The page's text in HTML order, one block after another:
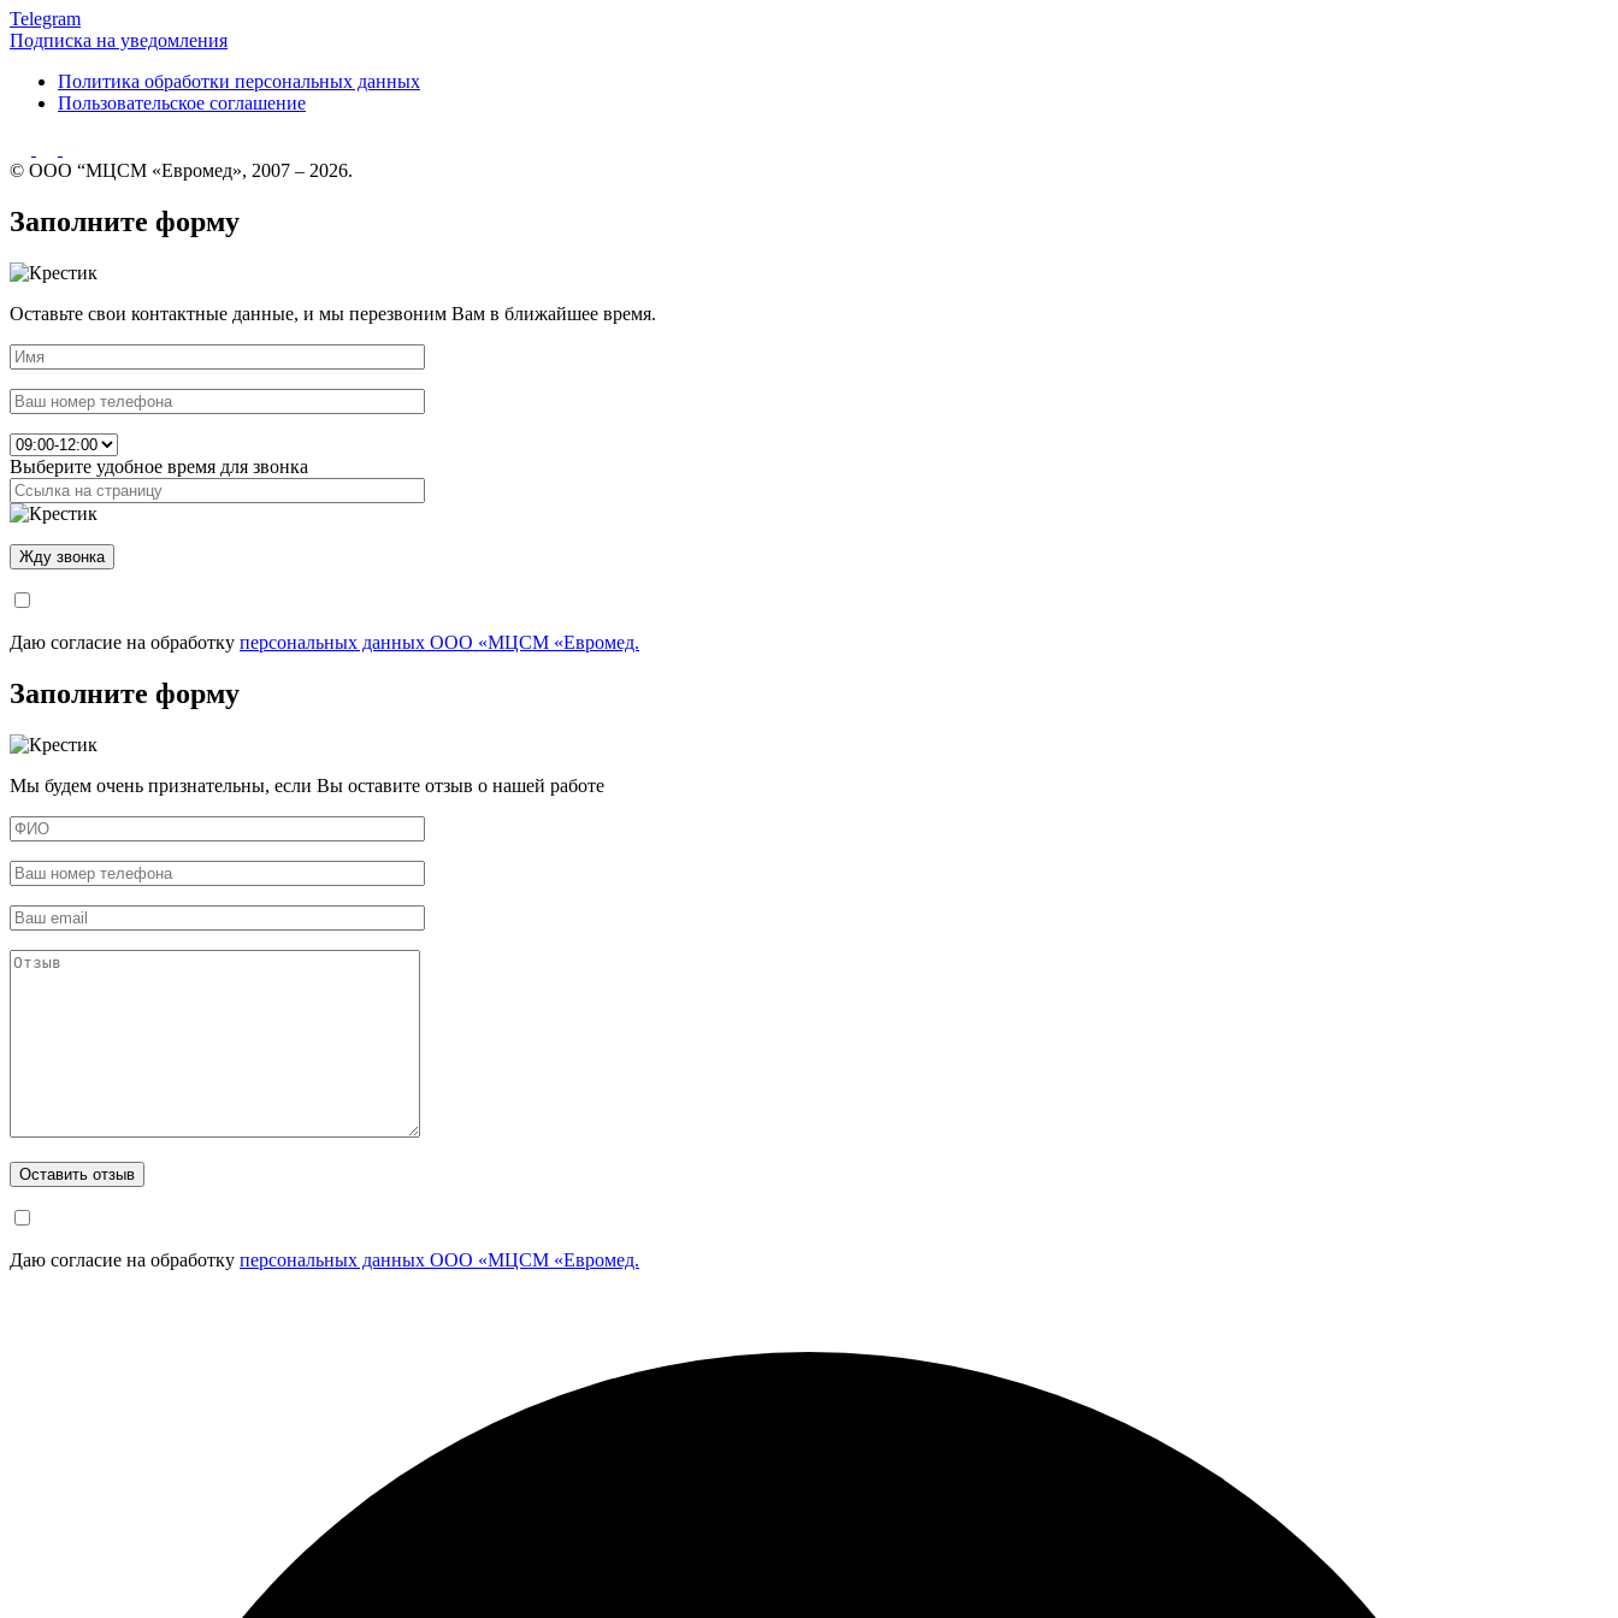
Telegram
Подписка на уведомления
Политика обработки персональных данных
Пользовательское соглашение
© ООО “МЦСМ «Евромед», 2007 – 2026.
Заполните форму
Оставьте свои контактные данные, и мы перезвоним Вам в ближайшее время.
Выберите удобное время для звонка
Даю согласие на обработку персональных данных ООО «МЦСМ «Евромед.
Заполните форму
Мы будем очень признательны, если Вы оставите отзыв о нашей работе
Даю согласие на обработку персональных данных ООО «МЦСМ «Евромед.